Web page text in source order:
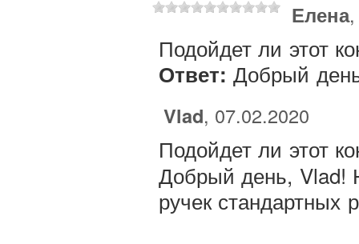
Елена
Подойдет ли этот
Ответ: Добрый
Vlad, 07.02.2020
Подойдет ли этот
Добрый день, Vlad!
ручек стандартных